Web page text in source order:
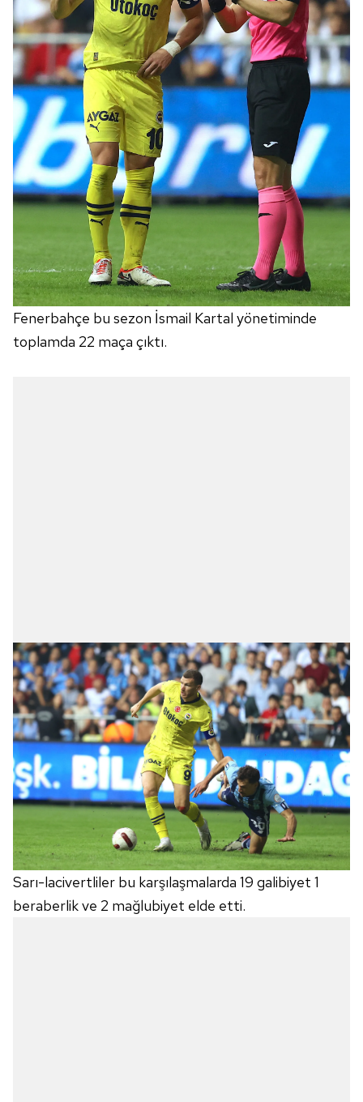
Fenerbahçe bu sezon İsmail Kartal yönetiminde
toplamda 22 maça çıktı.
Sarı-lacivertliler bu karşılaşmalarda 19 galibiyet 1
beraberlik ve 2 mağlubiyet elde etti.